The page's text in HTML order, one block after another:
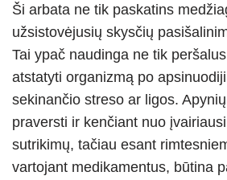
Ši arbata ne tik paskatins
užsistovėjusių skysčių
Tai ypač naudinga ne tik
atstatyti organizmą po
sekinančio streso ar ligos.
praversti ir kenčiant nuo
sutrikimų, tačiau esant
vartojant medikamentus, būtina